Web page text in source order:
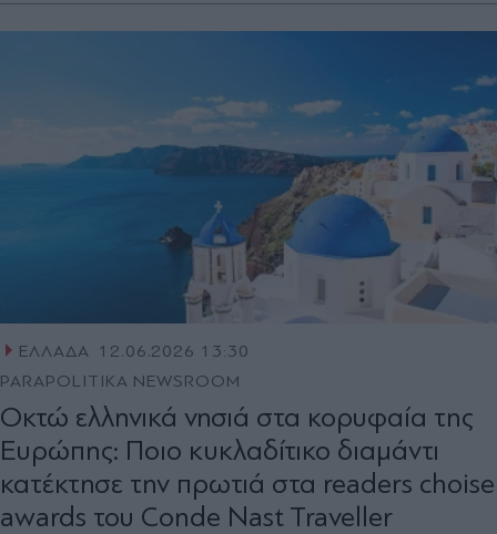
ΕΛΛΑΔΑ 12.06.2026 13:30
PARAPOLITIKA NEWSROOM
Οκτώ ελληνικά νησιά στα κορυφαία της
Ευρώπης: Ποιο κυκλαδίτικο διαμάντι
κατέκτησε την πρωτιά στα readers choise
awards του Conde Nast Traveller